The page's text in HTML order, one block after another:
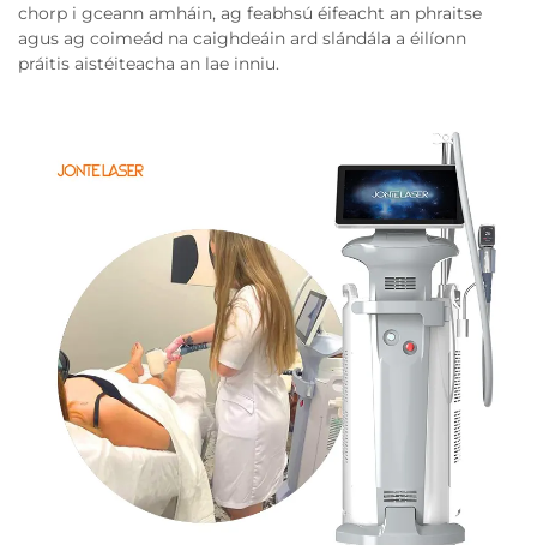
chorp i gceann amháin, ag feabhsú éifeacht an phraitse
agus ag coimeád na caighdeáin ard slándála a éilíonn
práitis aistéiteacha an lae inniu.